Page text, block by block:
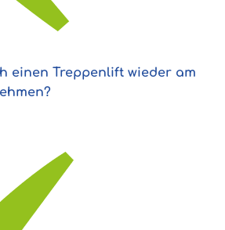
einen Treppenlift wieder am